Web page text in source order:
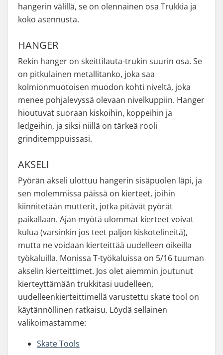
hangerin välillä, se on olennainen osa Trukkia ja
koko asennusta.
HANGER
Rekin hanger on skeittilauta-trukin suurin osa. Se
on pitkulainen metallitanko, joka saa
kolmionmuotoisen muodon kohti niveltä, joka
menee pohjalevyssä olevaan nivelkuppiin. Hanger
hioutuvat suoraan kiskoihin, koppeihin ja
ledgeihin, ja siksi niillä on tärkeä rooli
grinditemppuissasi.
AKSELI
Pyörän akseli ulottuu hangerin sisäpuolen läpi, ja
sen molemmissa päissä on kierteet, joihin
kiinnitetään mutterit, jotka pitävät pyörät
paikallaan. Ajan myötä ulommat kierteet voivat
kulua (varsinkin jos teet paljon kiskotelineitä),
mutta ne voidaan kierteittää uudelleen oikeilla
työkaluilla. Monissa T-työkaluissa on 5/16 tuuman
akselin kierteittimet. Jos olet aiemmin joutunut
kierteyttämään trukkitasi uudelleen,
uudelleenkierteittimellä varustettu skate tool on
käytännöllinen ratkaisu. Löydä sellainen
valikoimastamme:
Skate Tools